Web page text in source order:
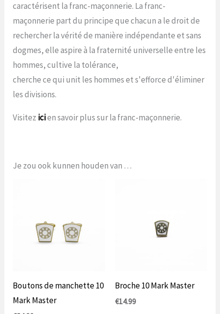
caractérisent la franc-maçonnerie. La franc-
maçonnerie part du principe que chacun a le droit de
rechercher la vérité de manière indépendante et sans
dogmes, elle aspire à la fraternité universelle entre les
hommes, cultive la tolérance,
cherche ce qui unit les hommes et s'efforce d'éliminer
les divisions.
Visitez icien savoir plus sur la franc-maçonnerie.
Je zou ook kunnen houden van …
Boutons de manchette 10
Mark Master
Broche 10 Mark Master
€14.99